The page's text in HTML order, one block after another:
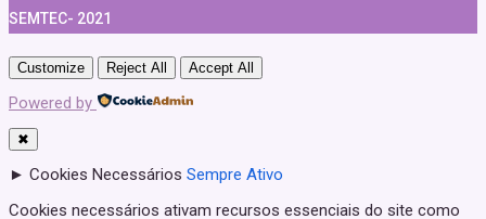
SEMTEC- 2021
Customize Reject All Accept All
Powered by
✖
► Cookies Necessários Sempre Ativo
Cookies necessários ativam recursos essenciais do site como